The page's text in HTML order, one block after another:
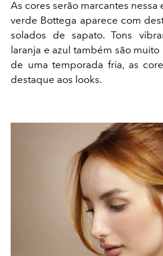
As cores serão marcantes nessa
verde Bottega aparece com
solados de sapato. Tons
laranja e azul também são muito
de uma temporada fria, as
destaque aos looks.